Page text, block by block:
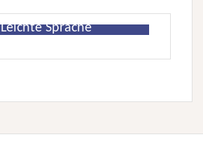
Leichte Sprache